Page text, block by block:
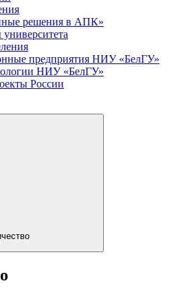
решения в АПК»
предприятия НИУ «БелГУ»
НИУ «БелГУ»
России